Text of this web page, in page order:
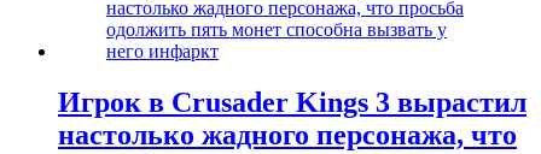
Игрок в Crusader Kings 3 вырастил
настолько жадного персонажа, что